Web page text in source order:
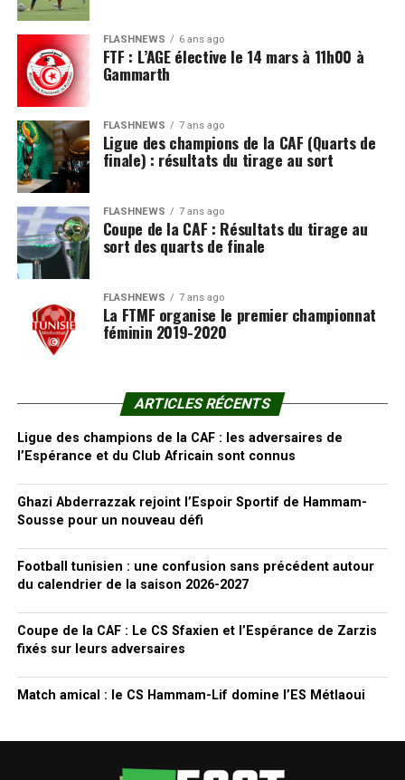
FLASHNEWS 6 ans ago
FTF : L’AGE élective le 14 mars à 11h00 à
Gammarth
FLASHNEWS 7 ans ago
Ligue des champions de la CAF (Quarts de
finale) : résultats du tirage au sort
FLASHNEWS 7 ans ago
Coupe de la CAF : Résultats du tirage au
sort des quarts de finale
FLASHNEWS 7 ans ago
La FTMF organise le premier championnat
féminin 2019-2020
ARTICLES RÉCENTS
Ligue des champions de la CAF : les adversaires de
l’Espérance et du Club Africain sont connus
Ghazi Abderrazzak rejoint l’Espoir Sportif de Hammam-
Sousse pour un nouveau défi
Football tunisien : une confusion sans précédent autour
du calendrier de la saison 2026-2027
Coupe de la CAF : Le CS Sfaxien et l’Espérance de Zarzis
fixés sur leurs adversaires
Match amical : le CS Hammam-Lif domine l’ES Métlaoui